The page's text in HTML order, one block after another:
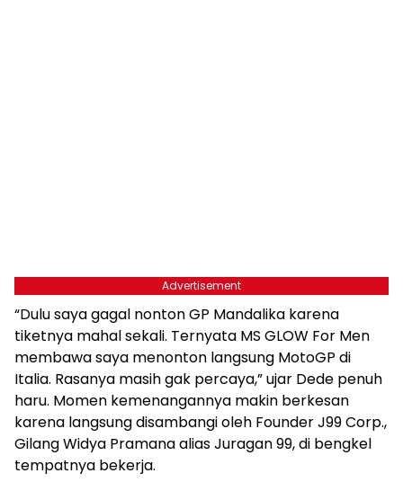
Advertisement
“Dulu saya gagal nonton GP Mandalika karena
tiketnya mahal sekali. Ternyata MS GLOW For Men
membawa saya menonton langsung MotoGP di
Italia. Rasanya masih gak percaya,” ujar Dede penuh
haru. Momen kemenangannya makin berkesan
karena langsung disambangi oleh Founder J99 Corp.,
Gilang Widya Pramana alias Juragan 99, di bengkel
tempatnya bekerja.